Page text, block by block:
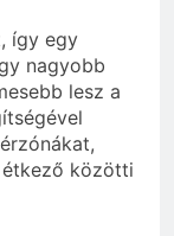
így egy
nagyobb
lesz a
étkező közötti